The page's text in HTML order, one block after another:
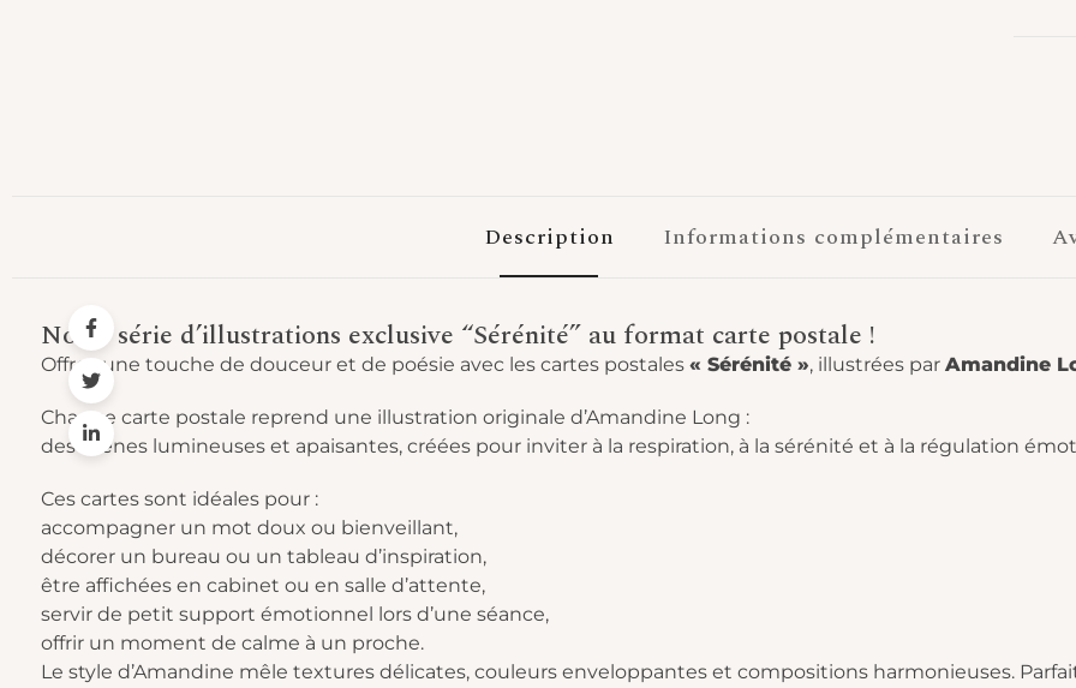
Description Informations complémentaires
Notre série d’illustrations exclusive “Sérénité” au format carte postale !
Offrez une touche de douceur et de poésie avec les cartes postales« Sérénité », illustrées parAmandine
Chaque carte postale reprend une illustration originale d’Amandine Long :
des scènes lumineuses et apaisantes, créées pour inviter à la respiration, à la sérénité et à la régulation
Ces cartes sont idéales pour :
accompagner un mot doux ou bienveillant,
décorer un bureau ou un tableau d’inspiration,
être affichées en cabinet ou en salle d’attente,
servir de petit support émotionnel lors d’une séance,
offrir un moment de calme à un proche.
Le style d’Amandine mêle textures délicates, couleurs enveloppantes et compositions harmonieuses.